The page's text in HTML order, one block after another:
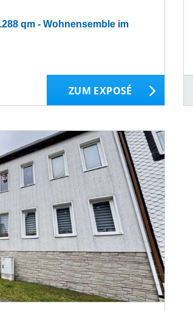
qm - Wohnensemble im
ZUM EXPOSÉ